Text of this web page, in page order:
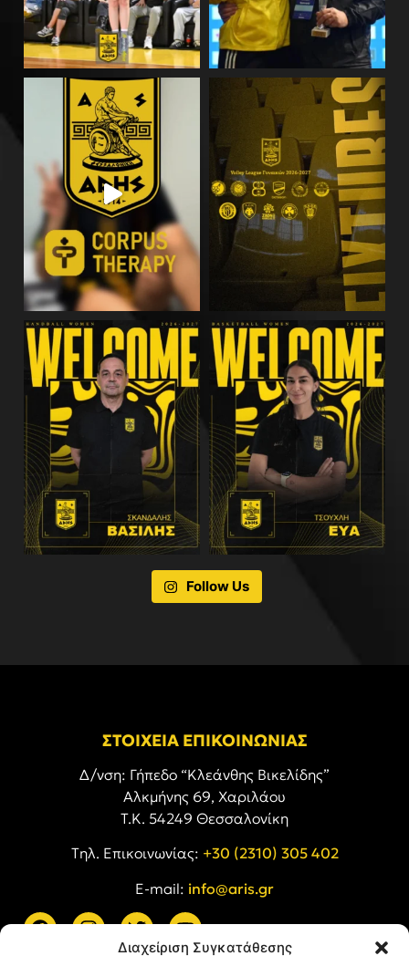
Διαχείριση Συγκατάθεσης
Follow Us
ΣΤΟΙΧΕΙΑ ΕΠΙΚΟΙΝΩΝΙΑΣ
Δ/νση: Γήπεδο “Κλεάνθης Βικελίδης”
Αλκμήνης 69, Χαριλάου
Τ.Κ. 54249 Θεσσαλονίκη
Tηλ. Επικοινωνίας: +30 (2310) 305 402
E-mail: info@aris.gr